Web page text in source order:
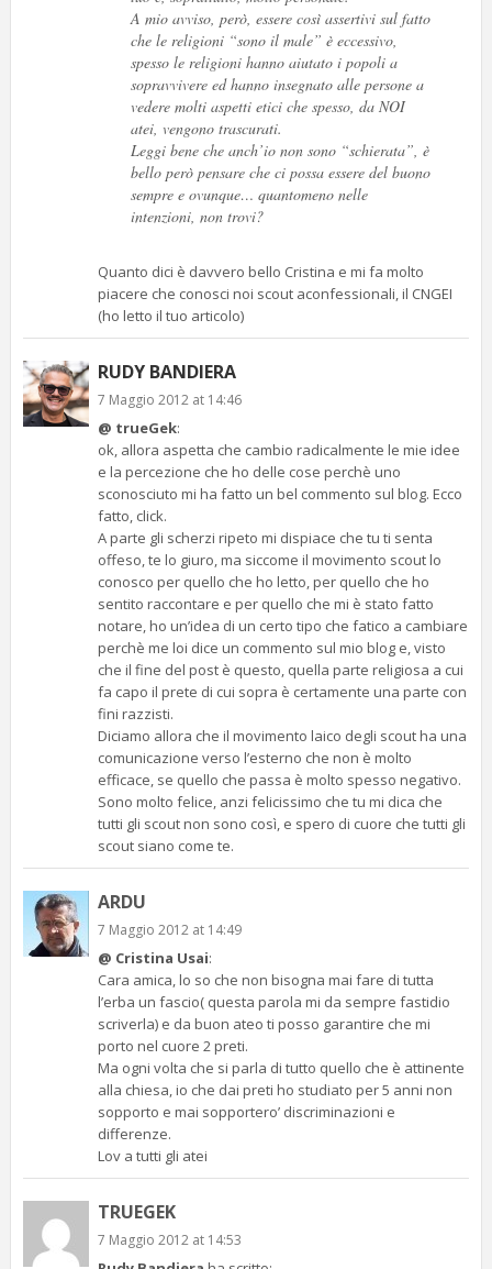
A mio avviso, però, essere così assertivi sul fatto
che le religioni “sono il male” è eccessivo,
spesso le religioni hanno aiutato i popoli a
sopravvivere ed hanno insegnato alle persone a
vedere molti aspetti etici che spesso, da NOI
atei, vengono trascurati.
Leggi bene che anch’io non sono “schierata”, è
bello però pensare che ci possa essere del buono
sempre e ovunque… quantomeno nelle
intenzioni, non trovi?
Quanto dici è davvero bello Cristina e mi fa molto
piacere che conosci noi scout aconfessionali, il CNGEI
(ho letto il tuo articolo)
RUDY BANDIERA
7 Maggio 2012 at 14:46
@ trueGek:
ok, allora aspetta che cambio radicalmente le mie idee
e la percezione che ho delle cose perchè uno
sconosciuto mi ha fatto un bel commento sul blog. Ecco
fatto, click.
A parte gli scherzi ripeto mi dispiace che tu ti senta
offeso, te lo giuro, ma siccome il movimento scout lo
conosco per quello che ho letto, per quello che ho
sentito raccontare e per quello che mi è stato fatto
notare, ho un’idea di un certo tipo che fatico a cambiare
perchè me loi dice un commento sul mio blog e, visto
che il fine del post è questo, quella parte religiosa a cui
fa capo il prete di cui sopra è certamente una parte con
fini razzisti.
Diciamo allora che il movimento laico degli scout ha una
comunicazione verso l’esterno che non è molto
efficace, se quello che passa è molto spesso negativo.
Sono molto felice, anzi felicissimo che tu mi dica che
tutti gli scout non sono così, e spero di cuore che tutti gli
scout siano come te.
ARDU
7 Maggio 2012 at 14:49
@ Cristina Usai:
Cara amica, lo so che non bisogna mai fare di tutta
l’erba un fascio( questa parola mi da sempre fastidio
scriverla) e da buon ateo ti posso garantire che mi
porto nel cuore 2 preti.
Ma ogni volta che si parla di tutto quello che è attinente
alla chiesa, io che dai preti ho studiato per 5 anni non
sopporto e mai sopportero’ discriminazioni e
differenze.
Lov a tutti gli atei
TRUEGEK
7 Maggio 2012 at 14:53